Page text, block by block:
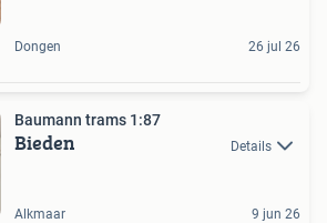
Dongen 26 jul 26
Baumann trams 1:87
Bieden Details
Alkmaar 9 jun 26